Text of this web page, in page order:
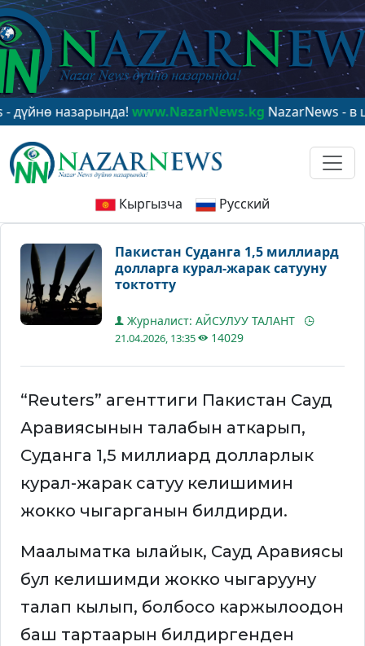
назарында!www.NazarNews.kgNazarNews - в
Кыргызча Русский
Пакистан Суданга 1,5 миллиард
долларга курал-жарак сатууну
токтотту
Журналист: АЙСУЛУУ ТАЛАНТ
21.04.2026, 13:35 14029
“Reuters” агенттиги Пакистан Сауд
Аравиясынын талабын аткарып,
Суданга 1,5 миллиард долларлык
курал-жарак сатуу келишимин
жокко чыгарганын билдирди.
Маалыматка ылайык, Сауд Аравиясы
бул келишимди жокко чыгарууну
талап кылып, болбосо каржылоодон
баш тартаарын билдиргенден